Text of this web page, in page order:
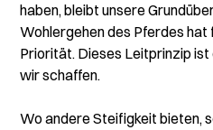
haben, bleibt unsere
Wohlergehen des Pferdes hat
Priorität. Dieses Leitprinzip ist
wir schaffen.
Wo andere Steifigkeit bieten,